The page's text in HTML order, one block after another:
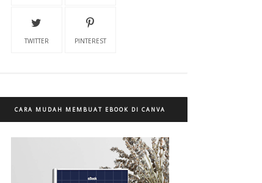
TWITTER PINTEREST
CARA MUDAH MEMBUAT EBOOK DI CANVA